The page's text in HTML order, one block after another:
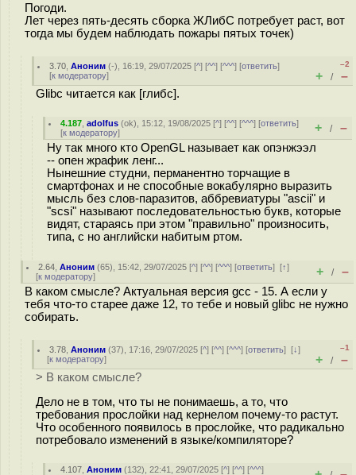
Погоди.
Лет через пять-десять сборка ЖЛибС потребует раст, вот
тогда мы будем наблюдать пожары пятых точек)
3.70 ,Аноним (-), 16:19, 29/07/2025 [^] [^^] [^^^] [ответить]
[к модератору]
–2
+ / –
Glibc читается как [глибс].
4.187 ,adolfus (ok), 15:12, 19/08/2025 [^] [^^] [^^^] [ответить]
[к модератору] + / –
Ну так много кто OpenGL называет как опэнжээл
-- опен жрафик ленг...
Нынешние студни, перманентно торчащие в
смартфонах и не способные вокабулярно выразить
мысль без слов-паразитов, аббревиатуры "ascii" и
"scsi" называют последовательностью букв, которые
видят, стараясь при этом "правильно" произносить,
типа, с но английски набитым ртом.
2.64 ,Аноним (65), 15:42, 29/07/2025 [^] [^^] [^^^] [ответить][↑]
[к модератору] + / –
В каком смысле? Актуальная версия gcc - 15. А если у
тебя что-то старее даже 12, то тебе и новый glibc не нужно
собирать.
3.78 ,Аноним (37), 17:16, 29/07/2025 [^] [^^] [^^^] [ответить][↓]
[к модератору]
–1
+ / –
> В каком смысле?
Дело не в том, что ты не понимаешь, а то, что
требования прослойки над кернелом почему-то растут.
Что особенного появилось в прослойке, что радикально
потребовало изменений в языке/компиляторе?
4.107 ,Аноним (132), 22:41, 29/07/2025 [^] [^^] [^^^]